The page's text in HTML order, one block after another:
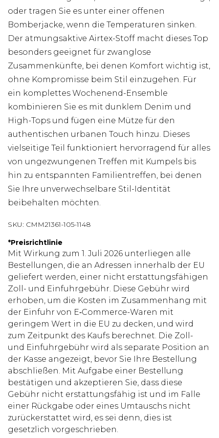
oder tragen Sie es unter einer offenen
Bomberjacke, wenn die Temperaturen sinken.
Der atmungsaktive Airtex-Stoff macht dieses Top
besonders geeignet für zwanglose
Zusammenkünfte, bei denen Komfort wichtig ist,
ohne Kompromisse beim Stil einzugehen. Für
ein komplettes Wochenend-Ensemble
kombinieren Sie es mit dunklem Denim und
High-Tops und fügen eine Mütze für den
authentischen urbanen Touch hinzu. Dieses
vielseitige Teil funktioniert hervorragend für alles
von ungezwungenen Treffen mit Kumpels bis
hin zu entspannten Familientreffen, bei denen
Sie Ihre unverwechselbare Stil-Identität
beibehalten möchten.
SKU: CMM21361-105-1148
*Preisrichtlinie
Mit Wirkung zum 1. Juli 2026 unterliegen alle
Bestellungen, die an Adressen innerhalb der EU
geliefert werden, einer nicht erstattungsfähigen
Zoll- und Einfuhrgebühr. Diese Gebühr wird
erhoben, um die Kosten im Zusammenhang mit
der Einfuhr von E‑Commerce-Waren mit
geringem Wert in die EU zu decken, und wird
zum Zeitpunkt des Kaufs berechnet. Die Zoll-
und Einfuhrgebühr wird als separate Position an
der Kasse angezeigt, bevor Sie Ihre Bestellung
abschließen. Mit Aufgabe einer Bestellung
bestätigen und akzeptieren Sie, dass diese
Gebühr nicht erstattungsfähig ist und im Falle
einer Rückgabe oder eines Umtauschs nicht
zurückerstattet wird, es sei denn, dies ist
gesetzlich vorgeschrieben.